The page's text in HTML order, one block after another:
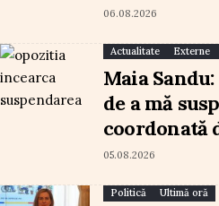
06.08.2026
Actualitate Externe
Maia
de a mă
coordonată
05.08.2026
Politică Ultimă oră